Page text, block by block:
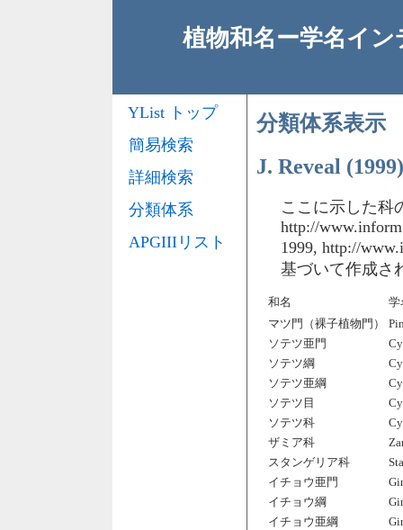
植物和名ー学名イ
分類体系表示
J. Reveal
ここに示した科
http://
1999, http://
基づいて作成さ
和名
学
マツ門（裸子植物門）
ソテツ亜門
ソテツ綱
ソテツ亜綱
ソテツ目
ソテツ科
ザミア科
スタンゲリア科
イチョウ亜門
イチョウ綱
イチョウ亜綱
YList トップ
簡易検索
詳細検索
分類体系
APGIIIリスト